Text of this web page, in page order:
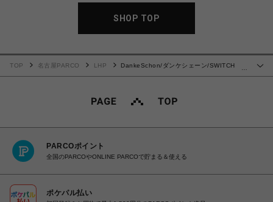
SHOP TOP
…
TOP 名古屋PARCO LHP
DankeSchon/ダンケシェーン/SWITCH
PARCOポイント
全国のPARCOやONLINE PARCOで貯まる＆使える
ポケパル払い